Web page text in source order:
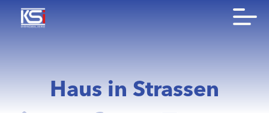
Haus in Strassen